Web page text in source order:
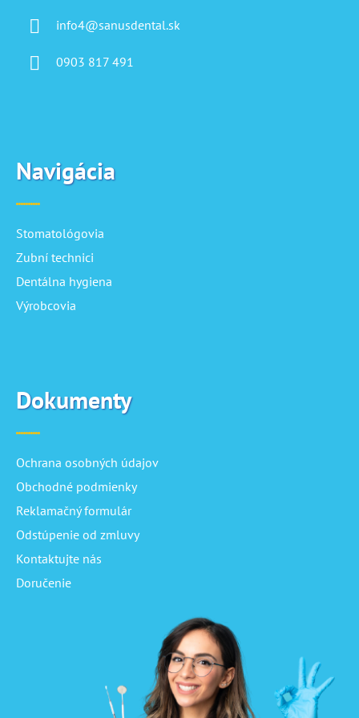
info4@sanusdental.sk
0903 817 491
Navigácia
Stomatológovia
Zubní technici
Dentálna hygiena
Výrobcovia
Dokumenty
Ochrana osobných údajov
Obchodné podmienky
Reklamačný formulár
Odstúpenie od zmluvy
Kontaktujte nás
Doručenie